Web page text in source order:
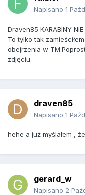
Napisano 1
Draven85 KARABINY NIE
To tylko tak
obejrzenia w
zdjęciu.
draven85
Napisano 1
hehe a już myślałem ,
gerard_w
Napisano 2